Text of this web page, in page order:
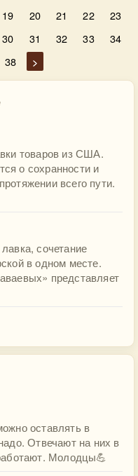
19 20 21 22
23
30 31 32 33
34
38 >
товаров из США.
о сохранности и
всего пути.
сочетание
в одном месте.
представляет
оставлять в
Отвечают на них в
Молодцы💪